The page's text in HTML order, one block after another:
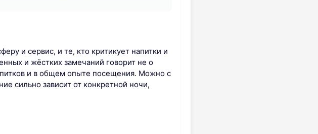
и сервис, и те, кто критикует напитки и
и жёстких замечаний говорит не о
и в общем опыте посещения. Можно с
сильно зависит от конкретной ночи,